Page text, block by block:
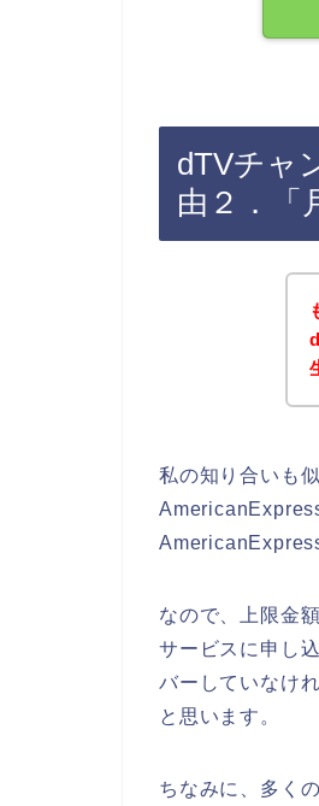
dTVチャ
由２．「
私の知り合いも
なので、上限金
サービスに申し
バーしていなけ
と思います。
ちなみに、多く